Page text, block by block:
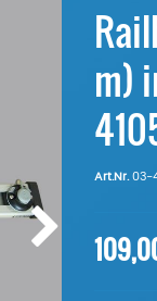
m)
Art.Nr.03-